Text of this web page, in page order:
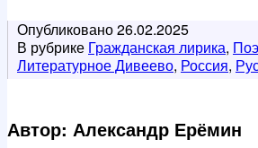
Опубликовано26.02.2025
В рубрике Гражданская лирика,
Литературное Дивеево, Россия,
Автор: Александр Ерёмин